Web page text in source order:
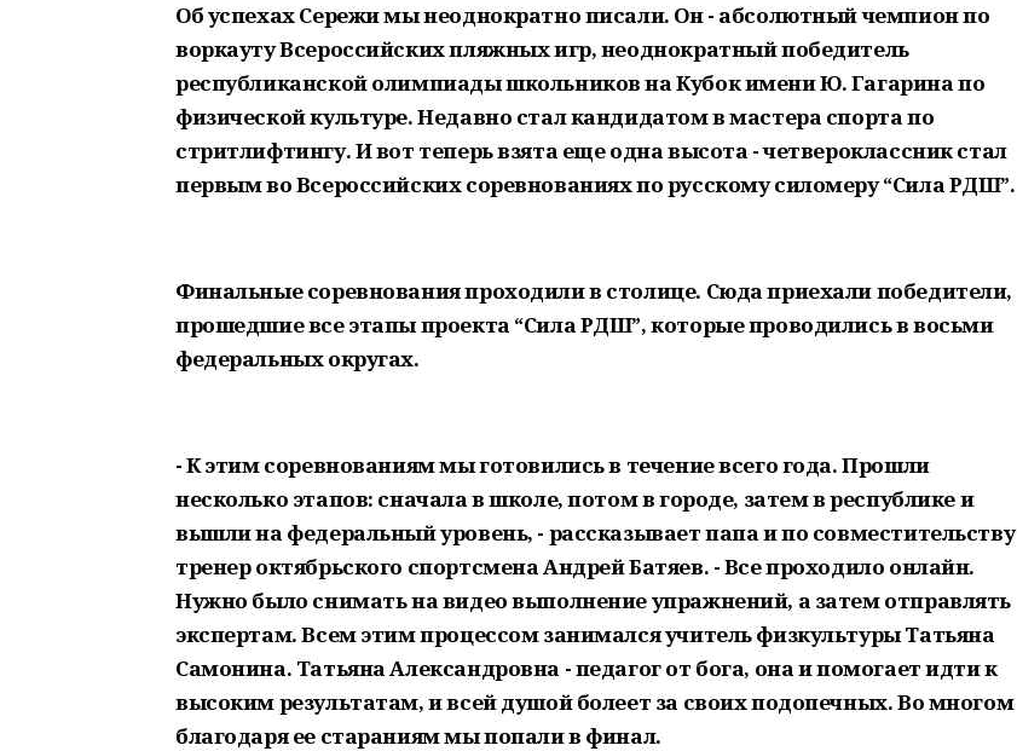
Об успехах Сережи мы неоднократно писали. Он - абсолютный чемпион по
воркауту Всероссийских пляжных игр, неоднократный победитель
республиканской олимпиады школьников на Кубок имени Ю. Гагарина по
физической культуре. Недавно стал кандидатом в мастера спорта по
стритлифтингу. И вот теперь взята еще одна высота - четвероклассник стал
первым во Всероссийских соревнованиях по русскому силомеру “Сила РДШ”.
Финальные соревнования проходили в столице. Сюда приехали победители,
прошедшие все этапы проекта “Сила РДШ”, которые проводились в восьми
федеральных округах.
- К этим соревнованиям мы готовились в течение всего года. Прошли
несколько этапов: сначала в школе, потом в городе, затем в республике и
вышли на федеральный уровень, - рассказывает папа и по совместительству
тренер октябрьского спортсмена Андрей Батяев. - Все проходило онлайн.
Нужно было снимать на видео выполнение упражнений, а затем отправлять
экспертам. Всем этим процессом занимался учитель физкультуры Татьяна
Самонина. Татьяна Александровна - педагог от бога, она и помогает идти к
высоким результатам, и всей душой болеет за своих подопечных. Во многом
благодаря ее стараниям мы попали в финал.